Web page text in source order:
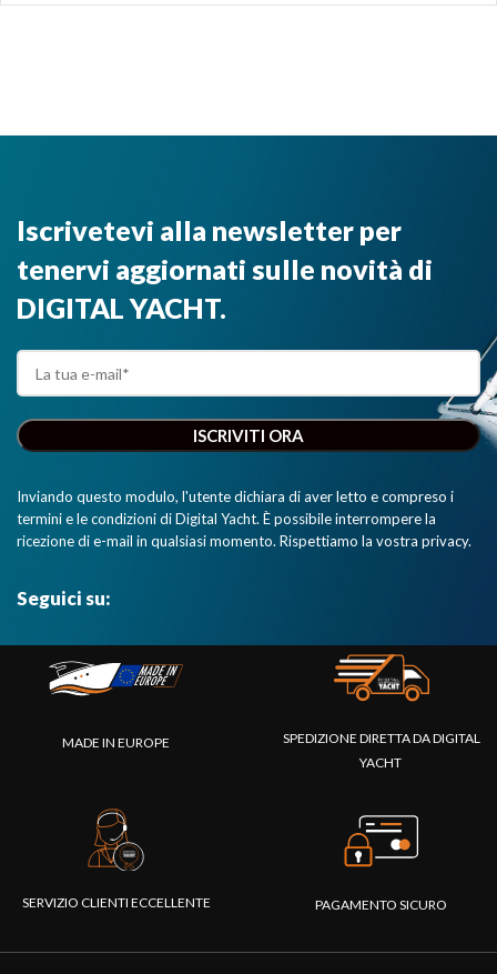
Iscrivetevi alla newsletter per
tenervi aggiornati sulle novità di
DIGITAL YACHT.
Inviando questo modulo, l'utente dichiara di aver letto e compreso i
termini e le condizioni di Digital Yacht. È possibile interrompere la
ricezione di e-mail in qualsiasi momento. Rispettiamo la vostra privacy.
Seguici su:
MADE IN EUROPE
SPEDIZIONE DIRETTA DA DIGITAL
YACHT
SERVIZIO CLIENTI ECCELLENTE PAGAMENTO SICURO